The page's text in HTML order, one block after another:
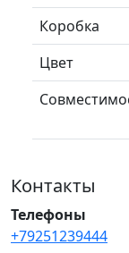
Коробка
Цвет
Контакты
Телефоны
+79251239444